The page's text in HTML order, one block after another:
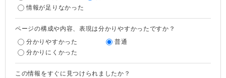
情報が足りなかった
ページの構成や内容、表現は分かりやすかったですか？
分かりやすかった
普通
分かりにくかった
この情報をすぐに見つけられましたか？